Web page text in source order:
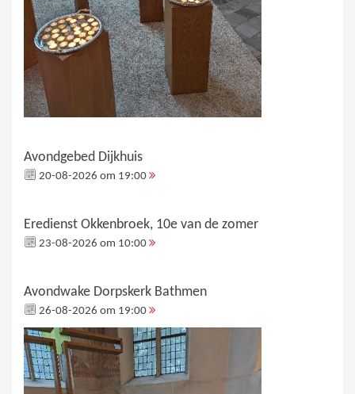
Avondgebed Dijkhuis
20-08-2026 om 19:00
Eredienst Okkenbroek, 10e van de zomer
23-08-2026 om 10:00
Avondwake Dorpskerk Bathmen
26-08-2026 om 19:00